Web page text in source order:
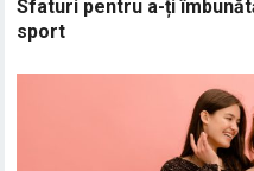
Sfaturi pentru a-ți
sport